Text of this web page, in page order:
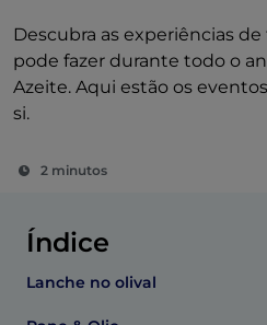
Descubra as experiências
pode fazer durante todo o
Azeite. Aqui estão os
si.
2 minutos
Índice
Lanche no olival